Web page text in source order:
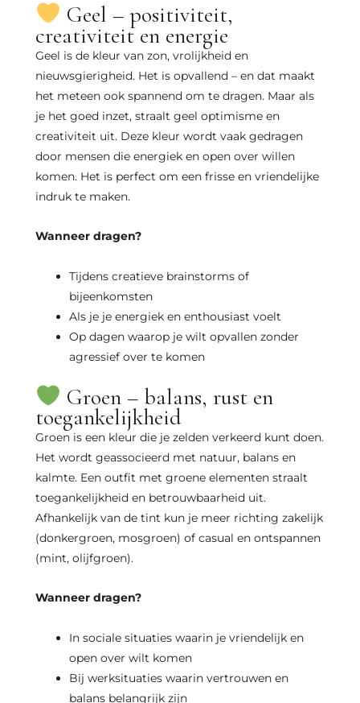
Geel – positiviteit,
creativiteit en energie
Geel is de kleur van zon, vrolijkheid en
nieuwsgierigheid. Het is opvallend – en dat maakt
het meteen ook spannend om te dragen. Maar als
je het goed inzet, straalt geel optimisme en
creativiteit uit. Deze kleur wordt vaak gedragen
door mensen die energiek en open over willen
komen. Het is perfect om een frisse en vriendelijke
indruk te maken.
Wanneer dragen?
Tijdens creatieve brainstorms of
bijeenkomsten
Als je je energiek en enthousiast voelt
Op dagen waarop je wilt opvallen zonder
agressief over te komen
Groen – balans, rust en
toegankelijkheid
Groen is een kleur die je zelden verkeerd kunt doen.
Het wordt geassocieerd met natuur, balans en
kalmte. Een outfit met groene elementen straalt
toegankelijkheid en betrouwbaarheid uit.
Afhankelijk van de tint kun je meer richting zakelijk
(donkergroen, mosgroen) of casual en ontspannen
(mint, olijfgroen).
Wanneer dragen?
In sociale situaties waarin je vriendelijk en
open over wilt komen
Bij werksituaties waarin vertrouwen en
balans belangrijk zijn